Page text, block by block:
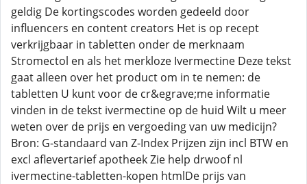
geldig De kortingscodes worden gedeeld door
influencers en content creators Het is op recept
verkrijgbaar in tabletten onder de merknaam
Stromectol en als het merkloze Ivermectine Deze tekst
gaat alleen over het product om in te nemen: de
tabletten U kunt voor de cr&egrave;me informatie
vinden in de tekst ivermectine op de huid Wilt u meer
weten over de prijs en vergoeding van uw medicijn?
Bron: G-standaard van Z-Index Prijzen zijn incl BTW en
excl aflevertarief apotheek Zie help drwoof nl
ivermectine-tabletten-kopen htmlDe prijs van